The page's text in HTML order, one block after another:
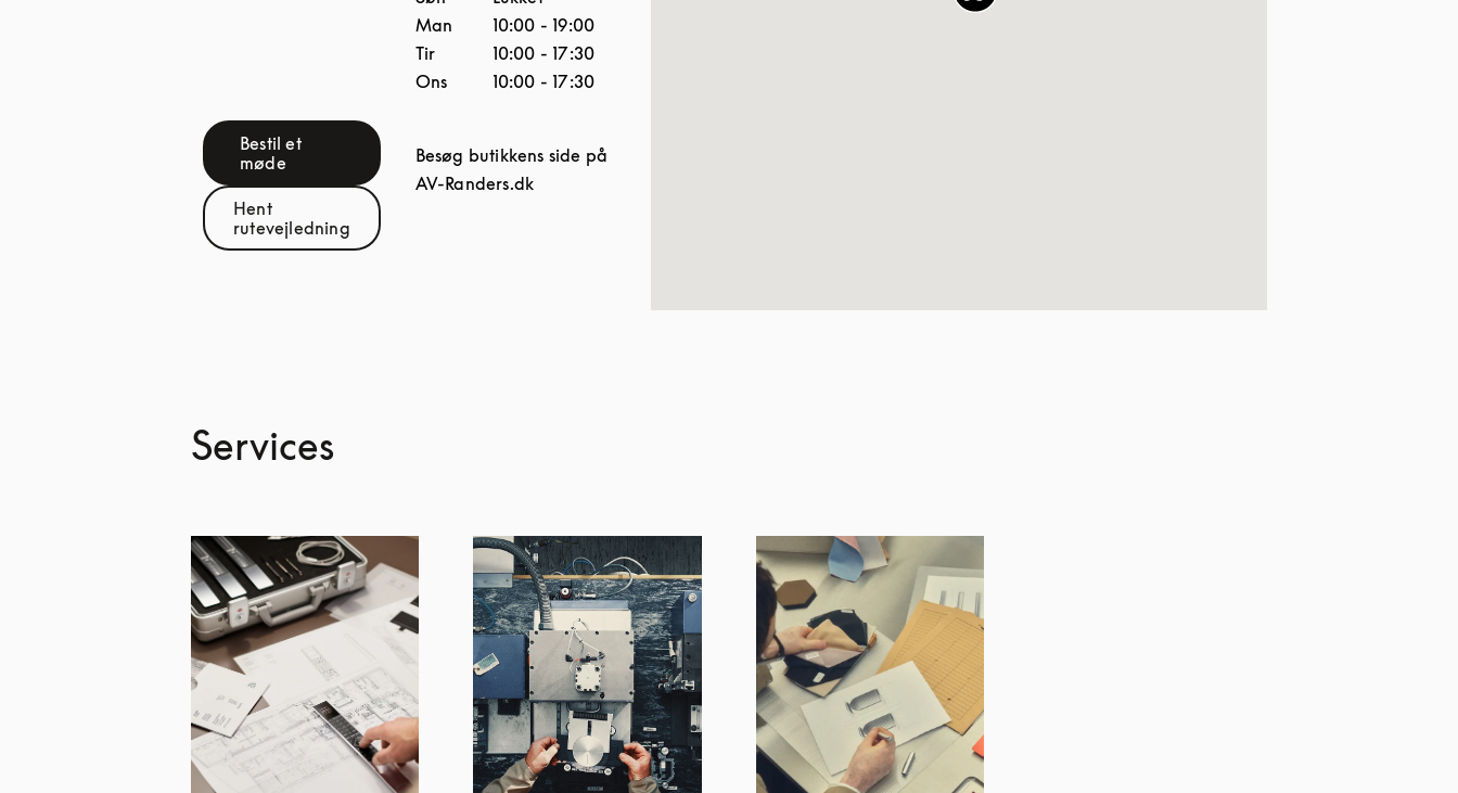
Bestil et
møde
Link Opens in New Tab
Hent
rutevejledningLink Opens in New Tab
Man
10:00 - 19:00
Tir
10:00 - 17:30
Ons
10:00 - 17:30
Besøg butikkens side på
AV-Randers.dkLink Opens in New Tab
Services